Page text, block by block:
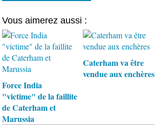
Vous aimerez aussi :
Force India
"victime" de la faillite
de Caterham et
Marussia
Caterham va être
vendue aux enchères